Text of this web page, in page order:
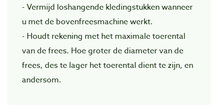
- Vermijd loshangende kledingstukken wanneer
u met de bovenfreesmachine werkt.
- Houdt rekening met het maximale toerental
van de frees. Hoe groter de diameter van de
frees, des te lager het toerental dient te zijn, en
andersom.